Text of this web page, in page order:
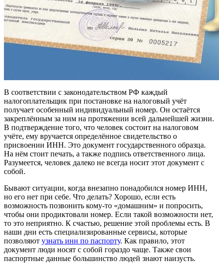
В соответствии с законодательством РФ каждый
налогоплательщик при постановке на налоговый учёт
получает особенный индивидуальный номер. Он остаётся
закреплённым за ним на протяжении всей дальнейшей жизни.
В подтверждение того, что человек состоит на налоговом
учёте, ему вручается определённое свидетельство о
присвоении ИНН. Это документ государственного образца.
На нём стоит печать, а также подпись ответственного лица.
Разумеется, человек далеко не всегда носит этот документ с
собой.
Бывают ситуации, когда внезапно понадобился номер ИНН,
но его нет при себе. Что делать? Хорошо, если есть
возможность позвонить кому-то «домашним» и попросить,
чтобы они продиктовали номер. Если такой возможности нет,
то это неприятно. К счастью, решение этой проблемы есть. В
наши дни есть специализированные сервисы, которые
позволяют узнать инн по паспорту. Как правило, этот
документ люди носят с собой гораздо чаще. Также свои
паспортные данные большинство людей знают наизусть.